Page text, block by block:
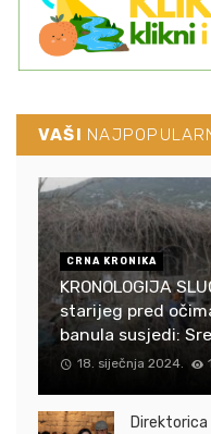
VAŠI
CRNA KRONIKA
KRONOLOGIJA
starijeg pred
banula susjedi:
18. siječnja 2024.
Direktorica